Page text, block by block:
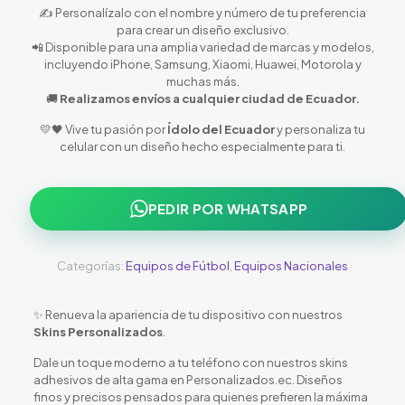
✍️ Personalízalo con el nombre y número de tu preferencia
para crear un diseño exclusivo.
📲 Disponible para una amplia variedad de marcas y modelos,
incluyendo iPhone, Samsung, Xiaomi, Huawei, Motorola y
muchas más.
🚚Realizamos envíos a cualquier ciudad de Ecuador.
💛🖤 Vive tu pasión porÍdolo del Ecuadory personaliza tu
celular con un diseño hecho especialmente para ti.
PEDIR POR WHATSAPP
Categorías: Equipos de Fútbol Equipos Nacionales
✨ Renueva la apariencia de tu dispositivo con nuestros
Skins Personalizados.
Dale un toque moderno a tu teléfono con nuestros skins
adhesivos de alta gama en Personalizados.ec. Diseños
finos y precisos pensados para quienes prefieren la máxima